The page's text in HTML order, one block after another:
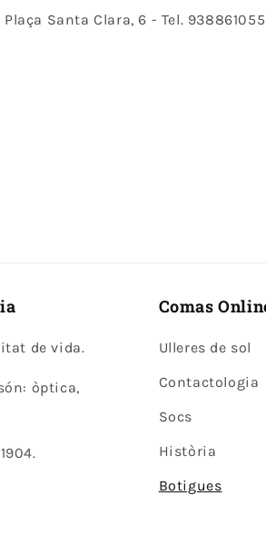
Plaça Santa Clara, 6 - Tel. 938861055
de vida.
òptica,
Comas
Ulleres de sol
Contactologia
Socs
Història
Botigues